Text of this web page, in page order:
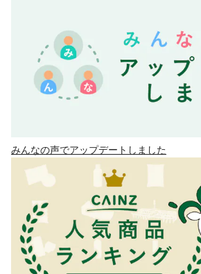
みんなの声でアップデートしました